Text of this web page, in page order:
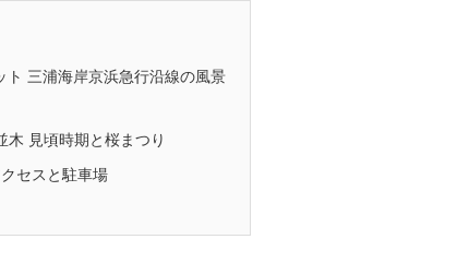
三浦海岸京浜急行沿線の風景
見頃時期と桜まつり
セスと駐車場